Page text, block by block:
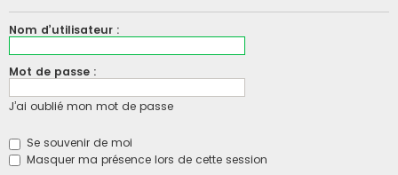
Nom d’utilisateur :
Mot de passe :
J’ai oublié mon mot de passe
Se souvenir de moi
Masquer ma présence lors de cette session